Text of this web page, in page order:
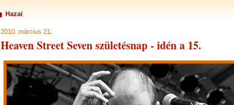
Hazai
2010. március 21.
Heaven Street Seven születésnap - idén a 15.